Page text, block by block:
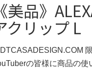
《美品》
クリップ L
の皆様に商品の使